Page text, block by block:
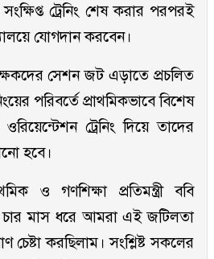
ট্রেনিং শেষ করার পরপরই
যোগদান করবেন।
সেশন জট এড়াতে প্রচলিত
পরিবর্তে প্রাথমিকভাবে বিশেষ
ট্রেনিং দিয়ে তাদের
হবে।
ও গণশিক্ষা প্রতিমন্ত্রী ববি
চার মাস ধরে আমরা এই জটিলতা
চেষ্টা করছিলাম। সংশ্লিষ্ট সকলের